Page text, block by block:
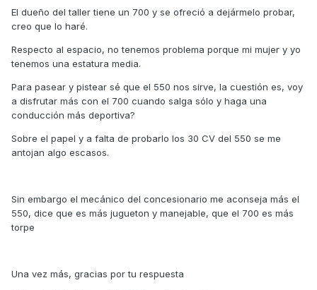
pasear te llega..
El 700 es muy cómodo de llevar porque va suelto, me
realmente para las ruedas que lleva, peso etc...se mueve
bastante bien, de velocidad corta a 116km, y por monte si
quieres ir ligero, a 80...90.... Que es bastante se mueve sin
el 700, lo único que le echaría en falta es un pelín más de
asiento.. pero depende del cuerpo de los que vayan
Un amigo compró ahora un cf moto 625, con extras por
8500, y la verdad que calidad precio muy bien, y es el
diferencia de precio considerable... Para pasear etc..sería
El dueño del taller tiene un 700 y se ofreció a dejármelo probar,
creo que lo haré.
Respecto al espacio, no tenemos problema porque mi mujer y yo
tenemos una estatura media.
Para pasear y pistear sé que el 550 nos sirve, la cuestión es, voy
a disfrutar más con el 700 cuando salga sólo y haga una
conducción más deportiva?
Sobre el papel y a falta de probarlo los 30 CV del 550 se me
antojan algo escasos.
Sin embargo el mecánico del concesionario me aconseja más el
550, dice que es más jugueton y manejable, que el 700 es más
torpe
Una vez más, gracias por tu respuesta